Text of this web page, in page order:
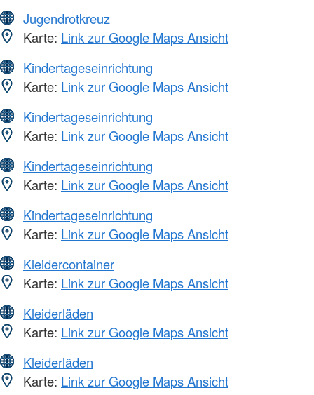
Jugendrotkreuz
Karte: Link zur Google Maps Ansicht
Kindertageseinrichtung
Karte: Link zur Google Maps Ansicht
Kindertageseinrichtung
Karte: Link zur Google Maps Ansicht
Kindertageseinrichtung
Karte: Link zur Google Maps Ansicht
Kindertageseinrichtung
Karte: Link zur Google Maps Ansicht
Kleidercontainer
Karte: Link zur Google Maps Ansicht
Kleiderläden
Karte: Link zur Google Maps Ansicht
Kleiderläden
Karte: Link zur Google Maps Ansicht